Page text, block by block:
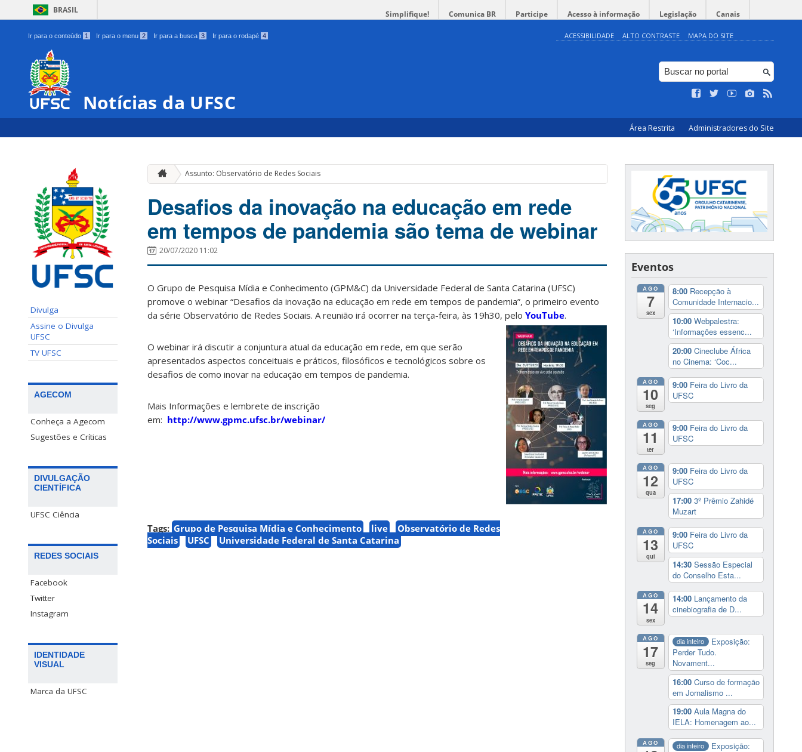
BRASIL Simplifique! Comunica BR Participe Acesso à informação Legislação Canais
Ir para o conteúdo 1 Ir para o menu 2 Ir para a busca 3 Ir para o rodapé 4 ACESSIBILIDADE ALTO CONTRASTE MAPA DO SITE
Notícias da UFSC
Área Restrita Administradores do Site
Divulga
Assine o Divulga
UFSC
TV UFSC
AGECOM
Conheça a Agecom
Sugestões e Críticas
DIVULGAÇÃO
CIENTÍFICA
UFSC Ciência
REDES SOCIAIS
Facebook
Twitter
Instagram
IDENTIDADE
VISUAL
Marca da UFSC
Assunto: Observatório de Redes Sociais
Desafios da inovação na educação em rede
em tempos de pandemia são tema de webinar
20/07/2020 11:02
O Grupo de Pesquisa Mídia e Conhecimento (GPM&C) da Universidade Federal de Santa Catarina (UFSC)
promove o webinar “Desafios da inovação na educação em rede em tempos de pandemia”, o primeiro evento
da série Observatório de Redes Sociais. A reunião irá ocorrer na terça-feira, às 19h30, pelo YouTube.
O webinar irá discutir a conjuntura atual da educação em rede, em que serão
apresentados aspectos conceituais e práticos, filosóficos e tecnológicos sobre os
desafios de como inovar na educação em tempos de pandemia.
Mais Informações e lembrete de inscrição
em: http://www.gpmc.ufsc.br/webinar/
Tags: Grupo de Pesquisa Mídia e Conhecimento live
Observatório de Redes
Sociais
UFSC Universidade Federal de Santa Catarina
Eventos
AGO
7
sex
8:00 Recepção à
Comunidade Internacio...
10:00 Webpalestra:
‘Informações essenc...
20:00 Cineclube África
no Cinema: ‘Coc...
AGO
10
seg
9:00 Feira do Livro da
UFSC
AGO
11
ter
9:00 Feira do Livro da
UFSC
AGO
12
qua
9:00 Feira do Livro da
UFSC
17:00 3º Prêmio Zahidé
Muzart
AGO
13
qui
9:00 Feira do Livro da
UFSC
14:30 Sessão Especial
do Conselho Esta...
AGO
14
sex
14:00 Lançamento da
cinebiografia de D...
AGO
17
seg
dia inteiro
Exposição:
Perder Tudo.
Novament...
16:00 Curso de formação
em Jornalismo ...
19:00 Aula Magna do
IELA: Homenagem ao...
AGO dia inteiro
Exposição: